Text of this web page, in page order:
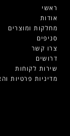
ראשי
אודות
מחלקות ומוצרים
סניפים
צרו קשר
דרושים
שירות לקוחות
מדיניות פרטיות